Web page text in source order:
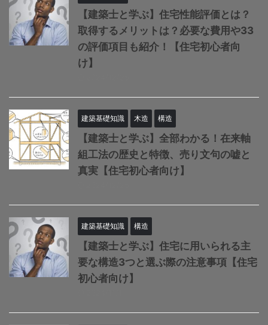
【建築士と学ぶ】住宅性能評価とは？
取得するメリットは？必要な費用や33
の評価項目も紹介！【住宅初心者向
け】
建築基礎知識 木造 構造
【建築士と学ぶ】全部わかる！在来軸
組工法の歴史と特徴、売り文句の嘘と
真実【住宅初心者向け】
建築基礎知識 構造
【建築士と学ぶ】住宅に用いられる主
要な構造3つと選ぶ際の注意事項【住宅
初心者向け】